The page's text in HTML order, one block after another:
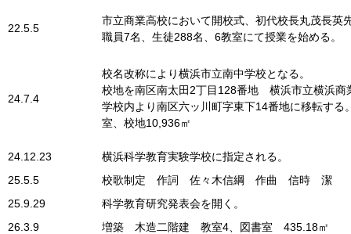
22.5.5
市立商業高校において開校式、初代校長丸茂長英
職員7名、生徒288名、6教室にて授業を始める。
24.7.4
校名改称により横浜市立南中学校となる。
校地を南区南太田2丁目128番地 横浜市立横浜商
学校内より南区六ッ川町字東下14番地に移転する
室、校地10,936㎡
24.12.23
横浜科学教育実験学校に指定される。
25.5.5
校歌制定 作詞 佐々木信綱 作曲 信時 潔
25.9.29
科学教育研究発表会を開く。
26.3.9
増築 木造二階建 教室4、図書室 435.18㎡